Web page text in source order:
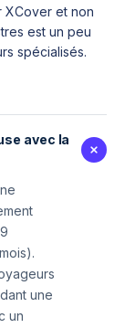
XCover et non
est un peu
spécialisés.
avec la
une
un